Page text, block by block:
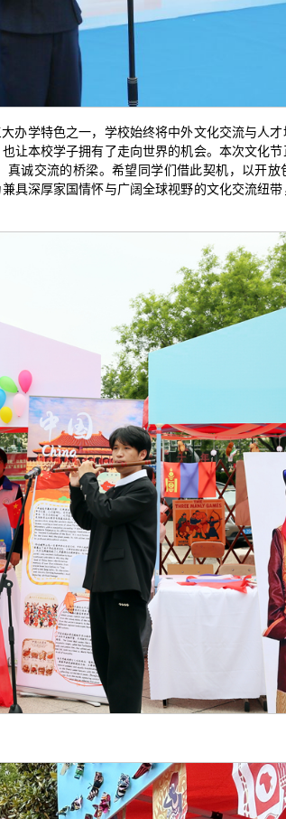
办学特色之一，学校始终将中外文化交流与人
让本校学子拥有了走向世界的机会。本次文化节
诚交流的桥梁。希望同学们借此契机，以开
具深厚家国情怀与广阔全球视野的文化交流纽带